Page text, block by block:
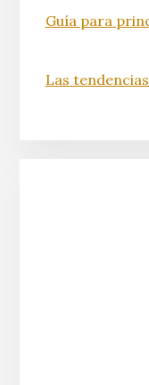
Guía para
Las